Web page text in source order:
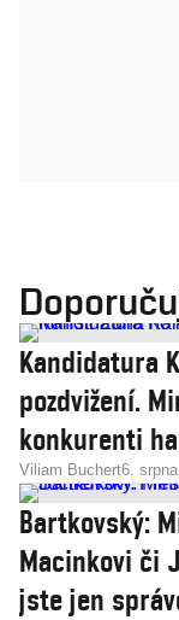
Kandidatura
pozdvižení.
konkurenti
Viliam Buchert6.
Bartkovský:
Macinkovi či
jste jen